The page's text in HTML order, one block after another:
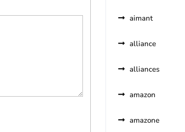
aimant
alliance
alliances
amazon
amazone